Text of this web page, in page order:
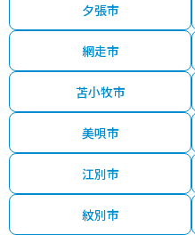
夕張市
網走市
苫小牧市
美唄市
江別市
紋別市